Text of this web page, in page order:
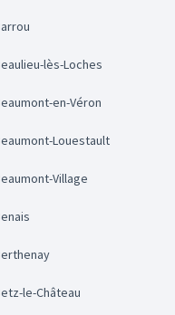
Barrou
Beaulieu-lès-Loches
Beaumont-en-Véron
Beaumont-Louestault
Beaumont-Village
Benais
Berthenay
Betz-le-Château